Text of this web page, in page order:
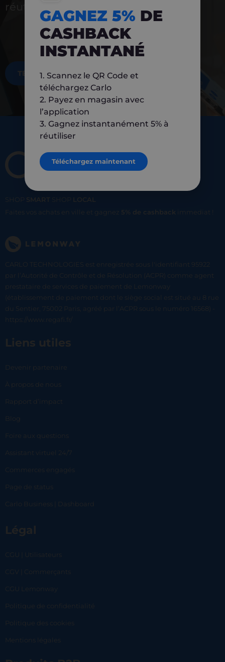
réutiliser
TÉLÉCHARGEZ MAINTENANT
SHOP SMART SHOP
LOCAL
Faites vos achats en ville et gagnez 5% de cashback immediat !
CARLO TECHNOLOGIES est enregistrée sous l'identifiant 95922
par l’Autorité de Contrôle et de Résolution (ACPR) comme agent
prestataire de services de paiement de Lemonway
(établissement de paiement dont le siège social est situé au 8 rue
du Sentier, 75002 Paris, agréé par l’ACPR sous le numéro 16568) -
https://www.regafi.fr/
Liens utiles
Devenir partenaire
À propos de nous
Rapport d’impact
Blog
Foire aux questions
Assistant virtuel 24/7
Commerces engagés
Page de status
Carlo Business | Dashboard
Légal
CGU | Utilisateurs
CGV | Commerçants
CGU Lemonway
Politique de confidentialité
Politique des cookies
Mentions légales
GAGNEZ 5% DE
CASHBACK
INSTANTANÉ
1. Scannez le QR Code et
téléchargez Carlo
2. Payez en magasin avec
l’application
3. Gagnez instantanément 5% à
réutiliser
Téléchargez maintenant